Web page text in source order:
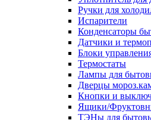
Ручки для
Испарители
Конденсаторы
Датчики и
Блоки
Термостаты
Лампы для
Дверцы
Кнопки и
Ящики/
ТЭНы для